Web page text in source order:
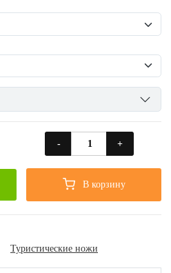
- +
В корзину
Туристические ножи